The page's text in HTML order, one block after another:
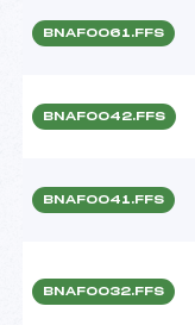
BNAF0061.FFS
BNAF0042.FFS
BNAF0041.FFS
BNAF0032.FFS